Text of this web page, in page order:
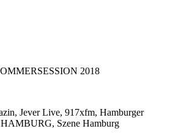
2018
Jever Live, 917xfm, Hamburger
Szene Hamburg